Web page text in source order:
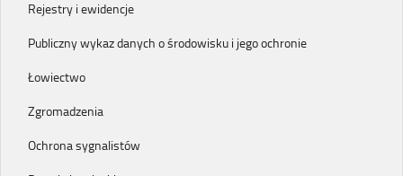
Rejestry i ewidencje
Publiczny wykaz danych o środowisku i jego ochronie
Łowiectwo
Zgromadzenia
Ochrona sygnalistów